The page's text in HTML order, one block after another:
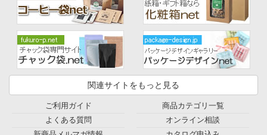
関連サイトをもっと見る
ご利用ガイド
よくある質問
商品カテゴリ一覧
オンライン相談